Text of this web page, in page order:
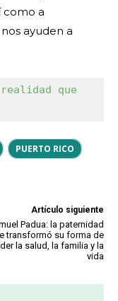
como a
ayuden a
que
PUERTO RICO
Artículo siguiente
Padua: la paternidad
transformó su forma de
la salud, la familia y la
vida